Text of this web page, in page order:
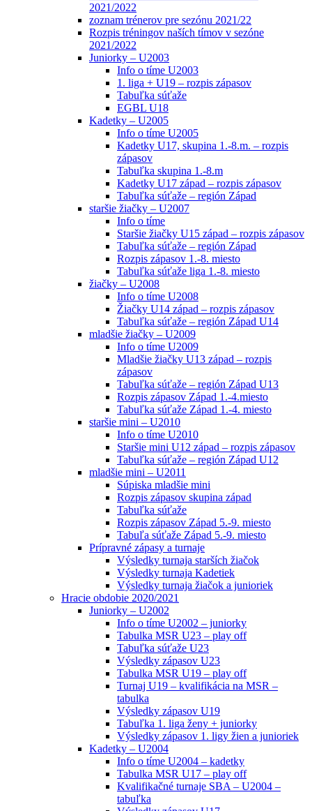
2021/2022
zoznam trénerov pre sezónu 2021/22
Rozpis tréningov naších tímov v sezóne
2021/2022
Juniorky – U2003
Info o tíme U2003
1. liga + U19 – rozpis zápasov
Tabuľka súťaže
EGBL U18
Kadetky – U2005
Info o tíme U2005
Kadetky U17, skupina 1.-8.m. – rozpis
zápasov
Tabuľka skupina 1.-8.m
Kadetky U17 západ – rozpis zápasov
Tabuľka súťaže – región Západ
staršie žiačky – U2007
Info o tíme
Staršie žiačky U15 západ – rozpis zápasov
Tabuľka súťaže – región Západ
Rozpis zápasov 1.-8. miesto
Tabuľka súťaže liga 1.-8. miesto
žiačky – U2008
Info o tíme U2008
Žiačky U14 západ – rozpis zápasov
Tabuľka súťaže – región Západ U14
mladšie žiačky – U2009
Info o tíme U2009
Mladšie žiačky U13 západ – rozpis
zápasov
Tabuľka súťaže – región Západ U13
Rozpis zápasov Západ 1.-4.miesto
Tabuľka súťaže Západ 1.-4. miesto
staršie mini – U2010
Info o tíme U2010
Staršie mini U12 západ – rozpis zápasov
Tabuľka súťaže – región Západ U12
mladšie mini – U2011
Súpiska mladšie mini
Rozpis zápasov skupina západ
Tabuľka súťaže
Rozpis zápasov Západ 5.-9. miesto
Tabuľa súťaže Západ 5.-9. miesto
Prípravné zápasy a turnaje
Výsledky turnaja starších žiačok
Výsledky turnaja Kadetiek
Výsledky turnaja žiačok a junioriek
Hracie obdobie 2020/2021
Juniorky – U2002
Info o tíme U2002 – juniorky
Tabulka MSR U23 – play off
Tabuľka súťaže U23
Výsledky zápasov U23
Tabulka MSR U19 – play off
Turnaj U19 – kvalifikácia na MSR –
tabulka
Výsledky zápasov U19
Tabuľka 1. liga ženy + juniorky
Výsledky zápasov 1. ligy žien a junioriek
Kadetky – U2004
Info o tíme U2004 – kadetky
Tabulka MSR U17 – play off
Kvalifikačné turnaje SBA – U2004 –
tabuľka